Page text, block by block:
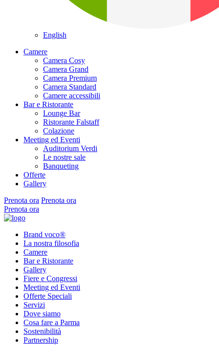
English
Camere
Camera Cosy
Camera Grand
Camera Premium
Camera Standard
Camere accessibili
Bar e Ristorante
Lounge Bar
Ristorante Falstaff
Colazione
Meeting ed Eventi
Auditorium Verdi
Le nostre sale
Banqueting
Offerte
Gallery
Prenota ora Prenota ora
Prenota ora
Brand voco®
La nostra filosofia
Camere
Bar e Ristorante
Gallery
Fiere e Congressi
Meeting ed Eventi
Offerte Speciali
Servizi
Dove siamo
Cosa fare a Parma
Sostenibilità
Partnership